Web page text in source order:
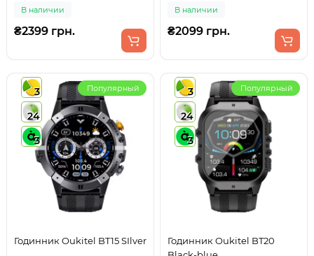
В наличии
₴2399 грн.
В наличии
₴2099 грн.
3
24
3
Популярный
Годинник Oukitel BT15 SIlver
3
24
3
Популярный
Годинник Oukitel BT20